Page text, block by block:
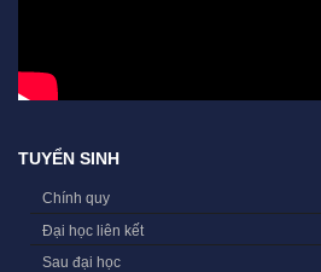
TUYỂN SINH
Chính quy
Đại học liên kết
Sau đại học